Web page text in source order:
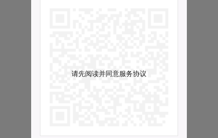
请先阅读并同意服务协议